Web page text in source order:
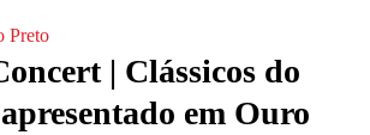
Preto
| Clássicos do
em Ouro